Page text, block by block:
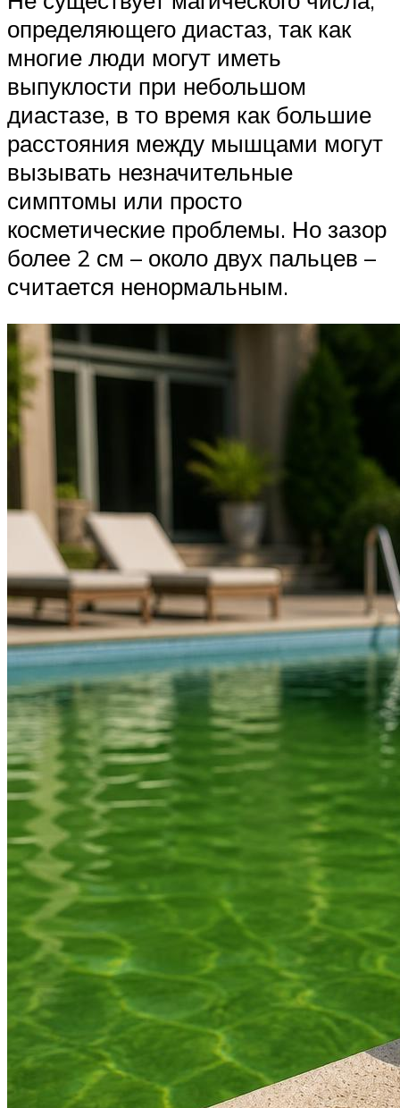
определяющего диастаз, так как
многие люди могут иметь
выпуклости при небольшом
диастазе, в то время как большие
расстояния между мышцами могут
вызывать незначительные
симптомы или просто
косметические проблемы. Но зазор
более 2 см – около двух пальцев –
считается ненормальным.